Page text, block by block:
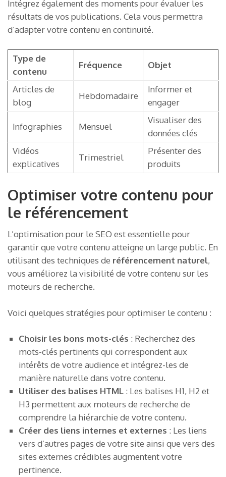
Intégrez également des moments pour évaluer les
résultats de vos publications. Cela vous permettra
d’adapter votre contenu en continuité.
Type de
contenu
Fréquence Objet
Articles de
blog
Hebdomadaire
Informer et
engager
Infographies Mensuel
Visualiser des
données clés
Vidéos
explicatives
Trimestriel
Présenter des
produits
Optimiser votre contenu pour
le référencement
L’optimisation pour le SEO est essentielle pour
garantir que votre contenu atteigne un large public. En
utilisant des techniques de référencement naturel,
vous améliorez la visibilité de votre contenu sur les
moteurs de recherche.
Voici quelques stratégies pour optimiser le contenu :
Choisir les bons mots-clés : Recherchez des
mots-clés pertinents qui correspondent aux
intérêts de votre audience et intégrez-les de
manière naturelle dans votre contenu.
Utiliser des balises HTML : Les balises H1, H2 et
H3 permettent aux moteurs de recherche de
comprendre la hiérarchie de votre contenu.
Créer des liens internes et externes : Les liens
vers d’autres pages de votre site ainsi que vers des
sites externes crédibles augmentent votre
pertinence.